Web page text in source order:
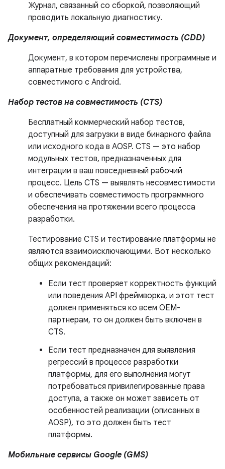
Журнал, связанный со сборкой, позволяющий
проводить локальную диагностику.
Документ, определяющий совместимость (CDD)
Документ, в котором перечислены программные и
аппаратные требования для устройства,
совместимого с Android.
Набор тестов на совместимость (CTS)
Бесплатный коммерческий набор тестов,
доступный для загрузки в виде бинарного файла
или исходного кода в AOSP. CTS — это набор
модульных тестов, предназначенных для
интеграции в ваш повседневный рабочий
процесс. Цель CTS — выявлять несовместимости
и обеспечивать совместимость программного
обеспечения на протяжении всего процесса
разработки.
Тестирование CTS и тестирование платформы не
являются взаимоисключающими. Вот несколько
общих рекомендаций:
Если тест проверяет корректность функций
или поведения API фреймворка, и этот тест
должен применяться ко всем OEM-
партнерам, то он должен быть включен в
CTS.
Если тест предназначен для выявления
регрессий в процессе разработки
платформы, для его выполнения могут
потребоваться привилегированные права
доступа, а также он может зависеть от
особенностей реализации (описанных в
AOSP), то это должен быть тест
платформы.
Мобильные сервисы Google (GMS)